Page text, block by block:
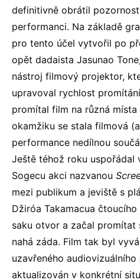
definitivně obrátil
performanci. Na základě
pro tento účel vytvořil po
opět dadaista Jasunao
nástroj filmový projektor,
upravoval rychlost
promítal film na různá
okamžiku se stala filmová
performance nedílnou
Ještě téhož roku uspořádal
Sogecu akci nazvanou
mezi publikum a jeviště s
Džiróa Takamacua
saku otvor a začal promítat
nahá záda. Film tak byl
uzavřeného
aktualizován v konkrétní